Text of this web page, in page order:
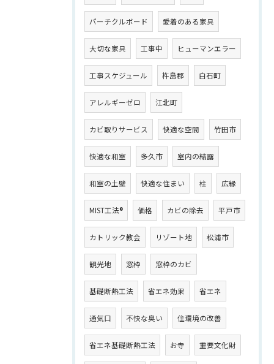
パーチクルボード 愛着のある家具
大切な家具 工事中 ヒューマンエラー
工事スケジュール 杵島郡 白石町
アレルギーゼロ 江北町
カビ取りサービス 快適な空間 竹田市
快適な和室 多久市 室内の結露
和室の土壁 快適な住まい 柱 広縁
MIST工法® 価格 カビの除去 平戸市
カトリック教会 リゾート地 松浦市
観光地 窓枠 窓枠のカビ
基礎断熱工法 省エネ効果 省エネ
通気口 不快な臭い 住環境の改善
省エネ基礎断熱工法 お寺 重要文化財